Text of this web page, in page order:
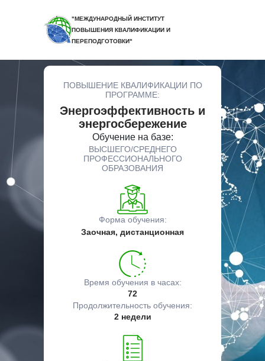
"МЕЖДУНАРОДНЫЙ ИНСТИТУТ
ПОВЫШЕНИЯ КВАЛИФИКАЦИИ И
ПЕРЕПОДГОТОВКИ"
ПОВЫШЕНИЕ КВАЛИФИКАЦИИ ПО
ПРОГРАММЕ:
Энергоэффективность и
энергосбережение
Обучение на базе:
ВЫСШЕГО/СРЕДНЕГО
ПРОФЕССИОНАЛЬНОГО
ОБРАЗОВАНИЯ
Форма обучения:
Заочная, дистанционная
Время обучения в часах:
72
Продолжительность обучения:
2 недели